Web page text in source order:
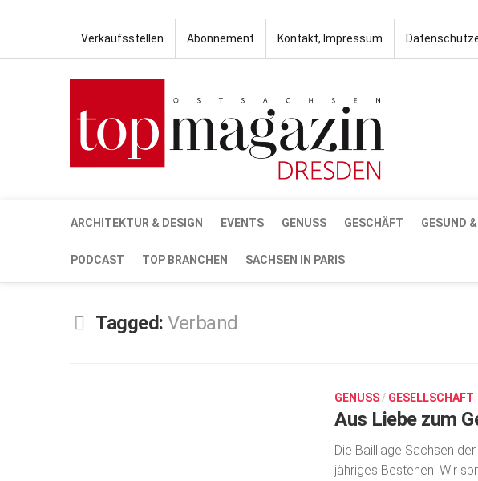
Verkaufsstellen Abonnement Kontakt, Impressum
ARCHITEKTUR & DESIGN EVENTS GENUSS GESCHÄFT GESUND
PODCAST TOP BRANCHEN SACHSEN IN PARIS
Tagged: Verband
GENUSS / GESELLSCHAFT
Aus Liebe zum
Die Bailliage Sachsen
jähriges Bestehen. Wir